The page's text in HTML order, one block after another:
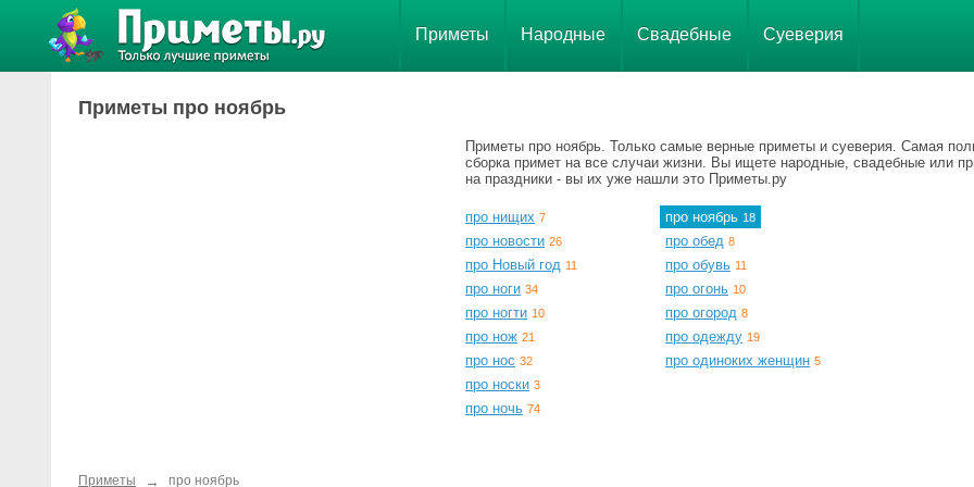
Приметы Народные Свадебные Суеверия
Приметы про ноябрь
Приметы про ноябрь. Только самые верные приметы и суеверия. Самая
сборка примет на все случаи жизни. Вы ищете народные, свадебные или
на праздники - вы их уже нашли это Приметы.ру
про нищих 7
про новости 26
про Новый год 11
про ноги 34
про ногти 10
про нож 21
про нос 32
про носки 3
про ночь 74
про ноябрь 18
про обед 8
про обувь 11
про огонь 10
про огород 8
про одежду 19
про одиноких женщин 5
Приметы → про ноябрь